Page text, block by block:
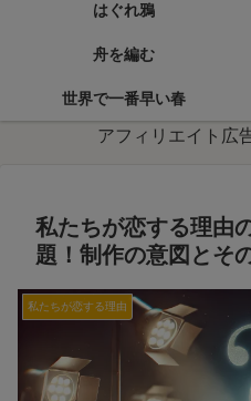
はぐれ鴉
舟を編む
世界で一番早い春
アフィリエイト広
私たちが恋する理由
題！制作の意図とそ
私たちが恋する理由